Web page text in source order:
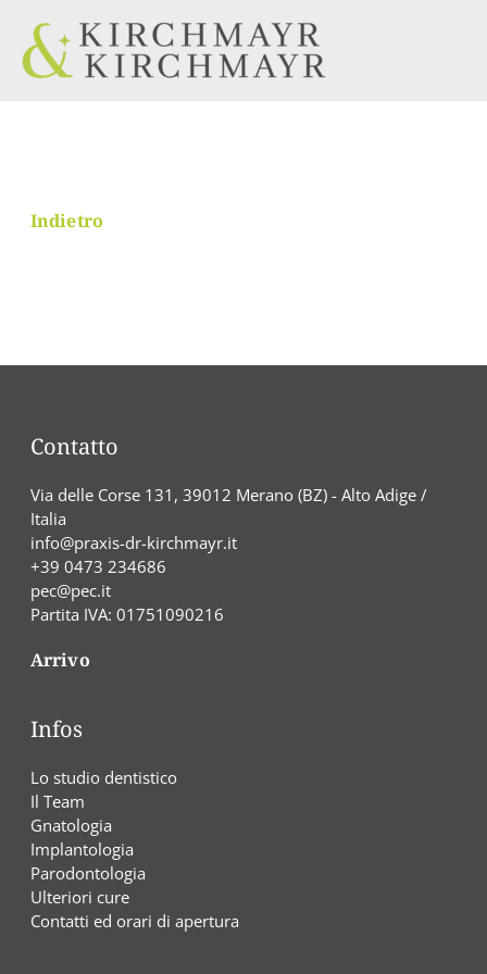
Indietro
Contatto
Via delle Corse 131, 39012 Merano (BZ) - Alto Adige /
Italia
info@praxis-dr-kirchmayr.it
+39 0473 234686
pec@pec.it
Partita IVA: 01751090216
Arrivo
Infos
Lo studio dentistico
Il Team
Gnatologia
Implantologia
Parodontologia
Ulteriori cure
Contatti ed orari di apertura